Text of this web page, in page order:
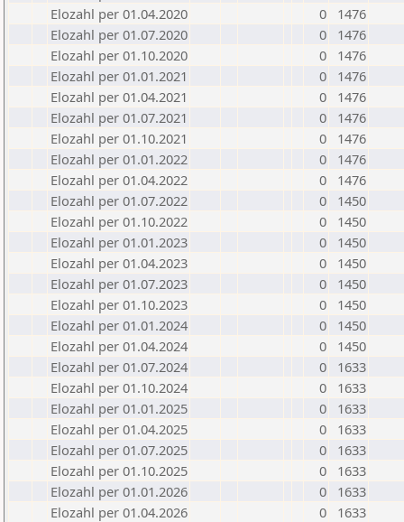
Elozahl per 01.04.2020
0
1476
Elozahl per 01.07.2020
0
1476
Elozahl per 01.10.2020
0
1476
Elozahl per 01.01.2021
0
1476
Elozahl per 01.04.2021
0
1476
Elozahl per 01.07.2021
0
1476
Elozahl per 01.10.2021
0
1476
Elozahl per 01.01.2022
0
1476
Elozahl per 01.04.2022
0
1476
Elozahl per 01.07.2022
0
1450
Elozahl per 01.10.2022
0
1450
Elozahl per 01.01.2023
0
1450
Elozahl per 01.04.2023
0
1450
Elozahl per 01.07.2023
0
1450
Elozahl per 01.10.2023
0
1450
Elozahl per 01.01.2024
0
1450
Elozahl per 01.04.2024
0
1450
Elozahl per 01.07.2024
0
1633
Elozahl per 01.10.2024
0
1633
Elozahl per 01.01.2025
0
1633
Elozahl per 01.04.2025
0
1633
Elozahl per 01.07.2025
0
1633
Elozahl per 01.10.2025
0
1633
Elozahl per 01.01.2026
0
1633
Elozahl per 01.04.2026
0
1633